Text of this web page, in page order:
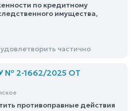
по кредитному
имущества,
частично
№ 2-1662/2025 ОТ
противоправные действия